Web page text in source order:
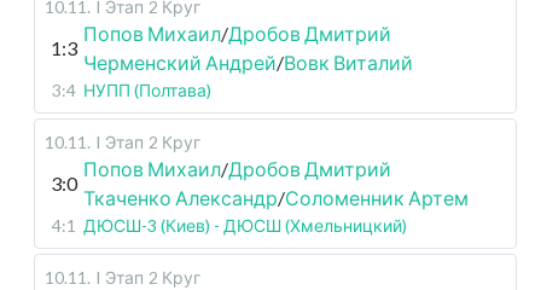
10.11 . I Этап 2 Круг
1:3
Попов Михаил/Дробов Дмитрий
Черменский Андрей/Вовк Виталий
3:4 НУПП (Полтава)
10.11 . I Этап 2 Круг
3:0
Попов Михаил/Дробов Дмитрий
Ткаченко Александр/Соломенник Артем
4:1 ДЮСШ-3 (Киев) - ДЮСШ (Хмельницкий)
10.11 . I Этап 2 Круг